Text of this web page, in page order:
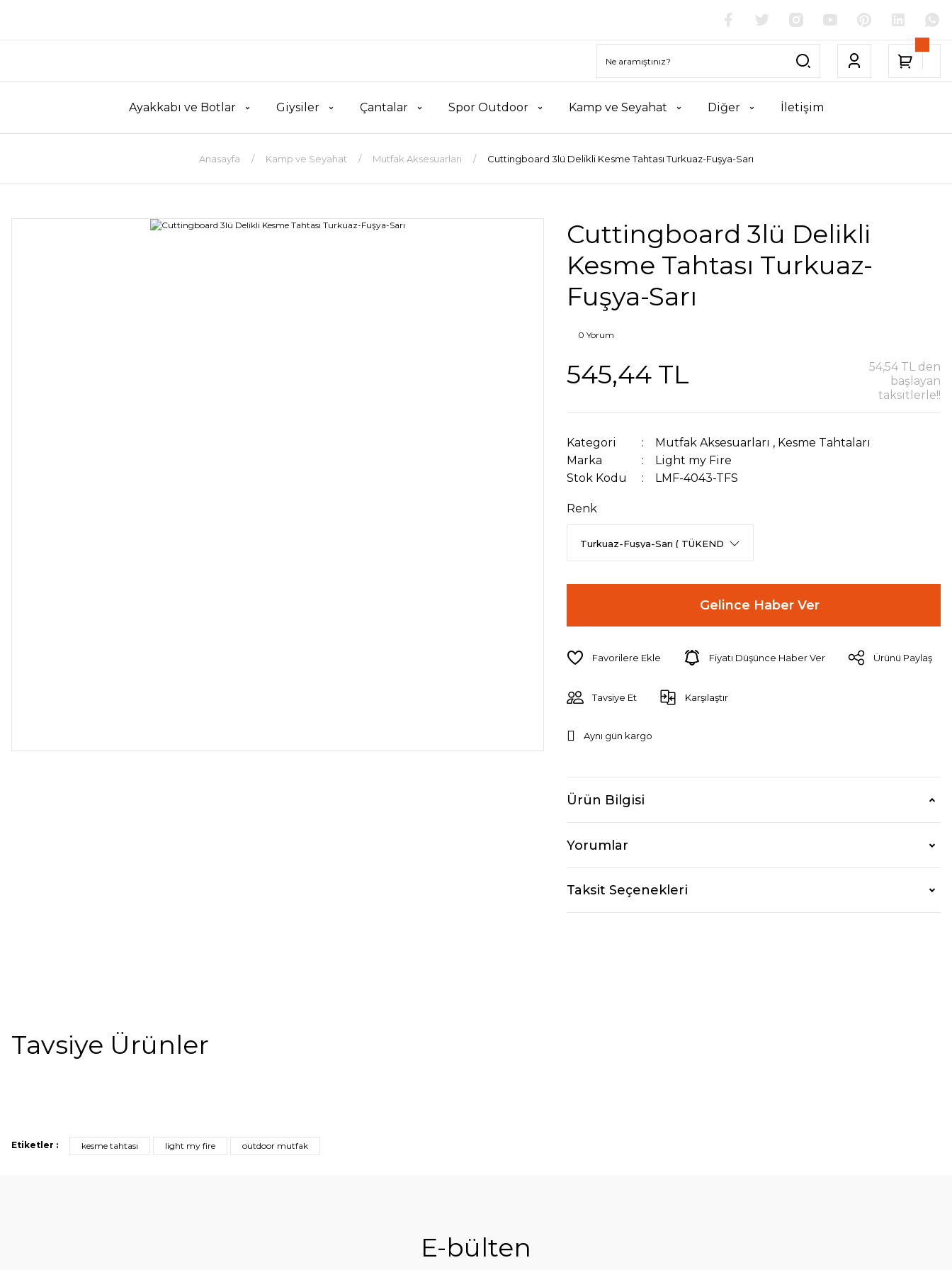
Ayakkabı ve Botlar Giysiler Çantalar Spor Outdoor Kamp ve Seyahat Diğer İletişim
Anasayfa Kamp ve Seyahat Mutfak Aksesuarları Cuttingboard 3lü Delikli Kesme Tahtası Turkuaz-Fuşya-Sarı
Cuttingboard 3lü Delikli
Kesme Tahtası Turkuaz-
Fuşya-Sarı
0 Yorum
545,44 TL
54,54 TL den
başlayan
taksitlerle!!
Kategori Mutfak Aksesuarları , Kesme Tahtaları
Marka
Light my Fire
Stok Kodu
LMF-4043-TFS
Renk
Gelince Haber Ver
Fiyatı Düşünce Haber Ver Ürünü Paylaş
Tavsiye Et Karşılaştır
Aynı gün kargo
Ürün Bilgisi
Yorumlar
Taksit Seçenekleri
Tavsiye Ürünler
Etiketler : kesme tahtası light my fire outdoor mutfak
E-bülten